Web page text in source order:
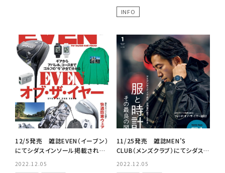
INFO
12/5発売 雑誌EVEN（イーブン）
にてシダスインソール掲載されま
2022.12.05
11/25発売 雑誌MEN’S
CLUB（メンズクラブ）にてシダスラ
2022.12.05